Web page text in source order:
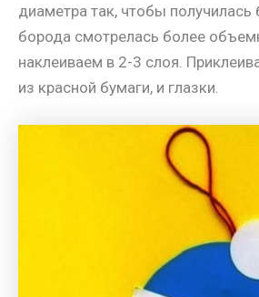
диаметра так, чтобы
борода смотрелась более
наклеиваем в 2-3 слоя.
из красной бумаги, и глазки.